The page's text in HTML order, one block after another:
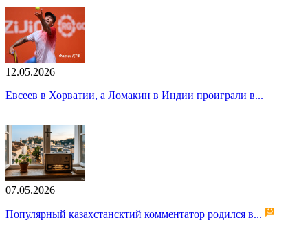
12.05.2026
Евсеев в Хорватии, а Ломакин в Индии проиграли в...
07.05.2026
Популярный казахстансктий комментатор родился в...